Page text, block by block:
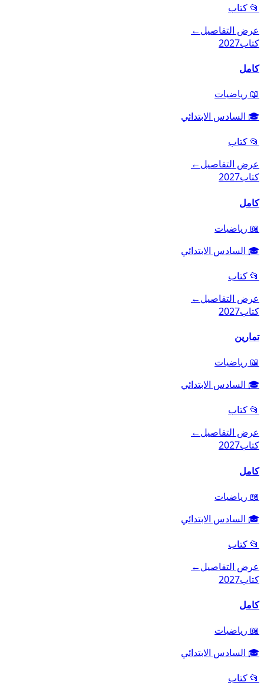
📂 كتاب
عرض التفاصيل←
كتاب2027
كامل
📖 رياضيات
🎓 السادس الابتدائي
📂 كتاب
عرض التفاصيل←
كتاب2027
كامل
📖 رياضيات
🎓 السادس الابتدائي
📂 كتاب
عرض التفاصيل←
كتاب2027
تمارين
📖 رياضيات
🎓 السادس الابتدائي
📂 كتاب
عرض التفاصيل←
كتاب2027
كامل
📖 رياضيات
🎓 السادس الابتدائي
📂 كتاب
عرض التفاصيل←
كتاب2027
كامل
📖 رياضيات
🎓 السادس الابتدائي
📂 كتاب